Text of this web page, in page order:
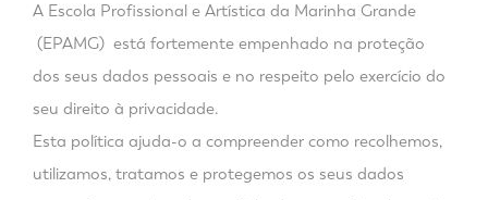
A Escola Profissional e Artística da Marinha Grande
(EPAMG) está fortemente empenhado na proteção
dos seus dados pessoais e no respeito pelo exercício do
seu direito à privacidade.
Esta política ajuda-o a compreender como recolhemos,
utilizamos, tratamos e protegemos os seus dados